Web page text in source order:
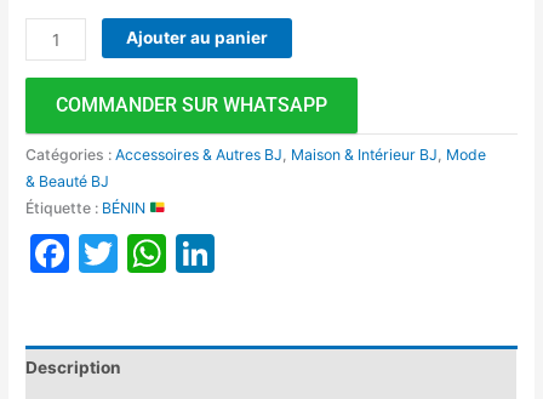
Ajouter au panier
COMMANDER SUR WHATSAPP
Catégories :Accessoires & Autres BJ, Maison & Intérieur BJ, Mode
& Beauté BJ
Étiquette : BÉNIN
Facebook
TwitterWhatsApp
Description